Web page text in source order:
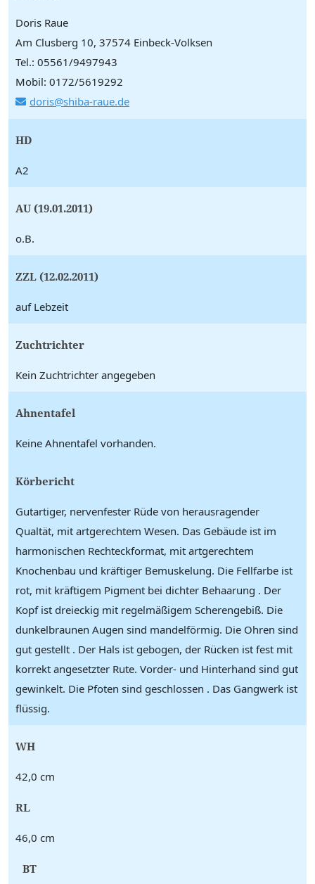
Doris Raue
Am Clusberg 10, 37574 Einbeck-Volksen
Tel.: 05561/9497943
Mobil: 0172/5619292
doris@shiba-raue.de
HD
A2
AU (19.01.2011)
o.B.
ZZL (12.02.2011)
auf Lebzeit
Zuchtrichter
Kein Zuchtrichter angegeben
Ahnentafel
Keine Ahnentafel vorhanden.
Körbericht
Gutartiger, nervenfester Rüde von herausragender
Qualtät, mit artgerechtem Wesen. Das Gebäude ist im
harmonischen Rechteckformat, mit artgerechtem
Knochenbau und kräftiger Bemuskelung. Die Fellfarbe ist
rot, mit kräftigem Pigment bei dichter Behaarung . Der
Kopf ist dreieckig mit regelmäßigem Scherengebiß. Die
dunkelbraunen Augen sind mandelförmig. Die Ohren sind
gut gestellt . Der Hals ist gebogen, der Rücken ist fest mit
korrekt angesetzter Rute. Vorder- und Hinterhand sind gut
gewinkelt. Die Pfoten sind geschlossen . Das Gangwerk ist
flüssig.
WH
42,0 cm
RL
46,0 cm
BT